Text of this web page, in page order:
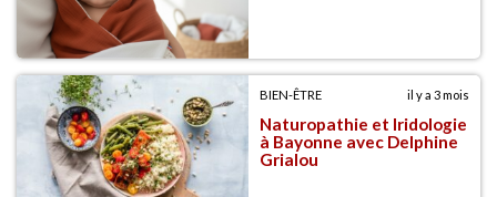
BIEN-ÊTRE il y a 3 mois
Naturopathie et Iridologie
à Bayonne avec Delphine
Grialou